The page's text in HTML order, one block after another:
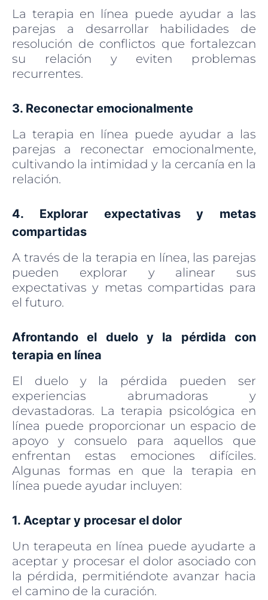
La terapia en línea puede ayudar a las
parejas a desarrollar habilidades de
resolución de conflictos que fortalezcan
su relación y eviten problemas
recurrentes.
3. Reconectar emocionalmente
La terapia en línea puede ayudar a las
parejas a reconectar emocionalmente,
cultivando la intimidad y la cercanía en la
relación.
4. Explorar expectativas y metas
compartidas
A través de la terapia en línea, las parejas
pueden explorar y alinear sus
expectativas y metas compartidas para
el futuro.
Afrontando el duelo y la pérdida con
terapia en línea
El duelo y la pérdida pueden ser
experiencias abrumadoras y
devastadoras. La terapia psicológica en
línea puede proporcionar un espacio de
apoyo y consuelo para aquellos que
enfrentan estas emociones difíciles.
Algunas formas en que la terapia en
línea puede ayudar incluyen:
1. Aceptar y procesar el dolor
Un terapeuta en línea puede ayudarte a
aceptar y procesar el dolor asociado con
la pérdida, permitiéndote avanzar hacia
el camino de la curación.